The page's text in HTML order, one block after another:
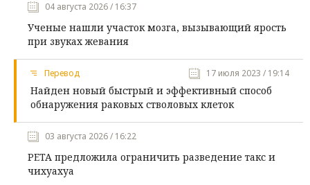
04 августа 2026 / 16:37
Ученые нашли участок мозга, вызывающий ярость
при звуках жевания
Перевод 17 июля 2023 / 19:14
Найден новый быстрый и эффективный способ
обнаружения раковых стволовых клеток
03 августа 2026 / 16:22
PETA предложила ограничить разведение такс и
чихуахуа